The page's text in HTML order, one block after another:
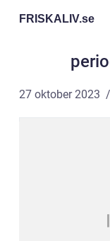
FRISKALIV.se
27 oktober 2023